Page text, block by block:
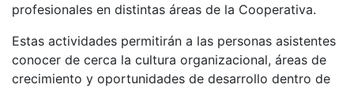
profesionales en distintas áreas de la Cooperativa.
Estas actividades permitirán a las personas asistentes
conocer de cerca la cultura organizacional, áreas de
crecimiento y oportunidades de desarrollo dentro de